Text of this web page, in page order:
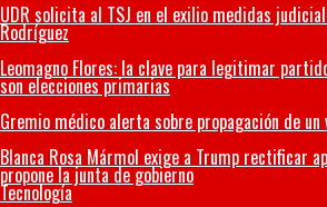
UDR solicita al TSJ en el exilio medidas
Rodríguez
Leomagno Flores: la clave para legitimar
son elecciones primarias
Gremio médico alerta sobre propagación de
Blanca Rosa Mármol exige a Trump rectificar
propone la junta de gobierno
Tecnología